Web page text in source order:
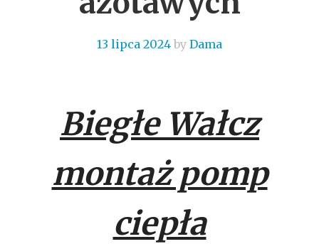
13 lipca 2024 by Dama
Biegłe Wałcz
montaż pomp
ciepła